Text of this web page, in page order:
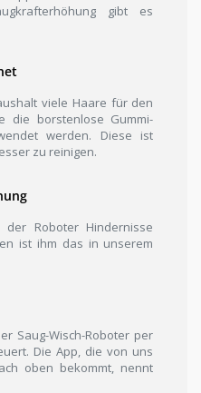
gibt es
viele Haare für den
die borstenlose Gummi-
werden. Diese ist
zu reinigen.
der Roboter Hindernisse
ist ihm das in unserem
Saug-Wisch-Roboter per
Die App, die von uns
oben bekommt, nennt